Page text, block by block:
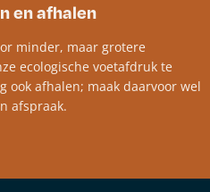
en afhalen
minder, maar grotere
ecologische voetafdruk te
ook afhalen; maak daarvoor wel
afspraak.